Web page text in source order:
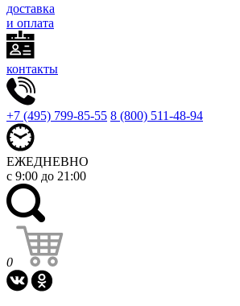
доставка
и оплата
контакты
+7 (495) 799-85-55 8 (800) 511-48-94
ЕЖЕДНЕВНО
с 9:00 до 21:00
0